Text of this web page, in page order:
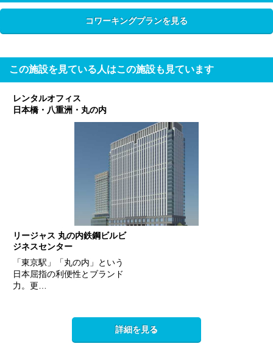
コワーキングプランを見る
この施設を見ている人はこの施設も見ています
レンタルオフィス
日本橋・八重洲・丸の内
リージャス 丸の内鉄鋼ビルビ
ジネスセンター
「東京駅」「丸の内」という
日本屈指の利便性とブランド
力。更…
詳細を見る